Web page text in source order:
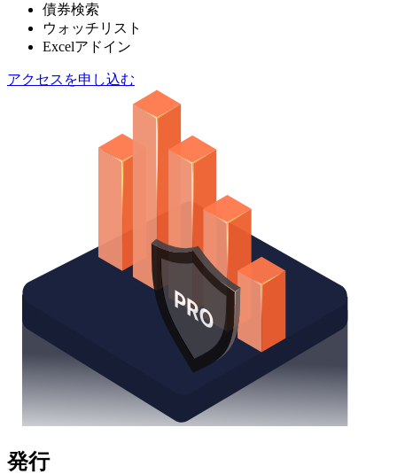
債券検索
ウォッチリスト
Excelアドイン
アクセスを申し込む
発行